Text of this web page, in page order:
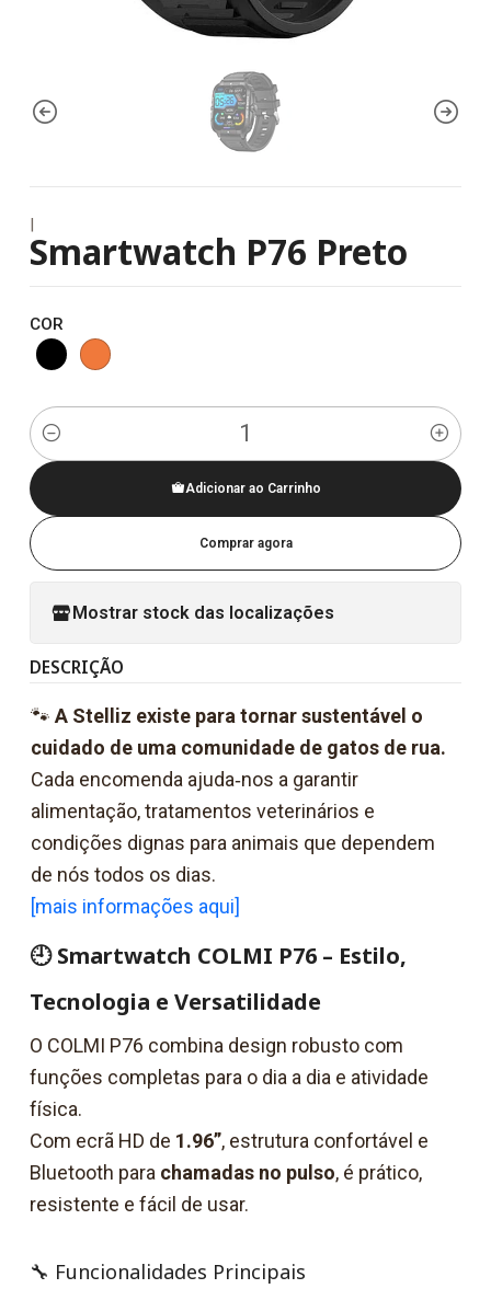
|
Smartwatch P76 Preto
COR
Quantidade
Adicionar ao Carrinho
Comprar agora
Mostrar stock das localizações
DESCRIÇÃO
🐾 A Stelliz existe para tornar sustentável o
cuidado de uma comunidade de gatos de rua.
Cada encomenda ajuda‑nos a garantir
alimentação, tratamentos veterinários e
condições dignas para animais que dependem
de nós todos os dias.
[mais informações aqui]
🕘 Smartwatch COLMI P76 – Estilo,
Tecnologia e Versatilidade
O COLMI P76 combina design robusto com
funções completas para o dia a dia e atividade
física.
Com ecrã HD de 1.96”, estrutura confortável e
Bluetooth para chamadas no pulso, é prático,
resistente e fácil de usar.
🔧 Funcionalidades Principais